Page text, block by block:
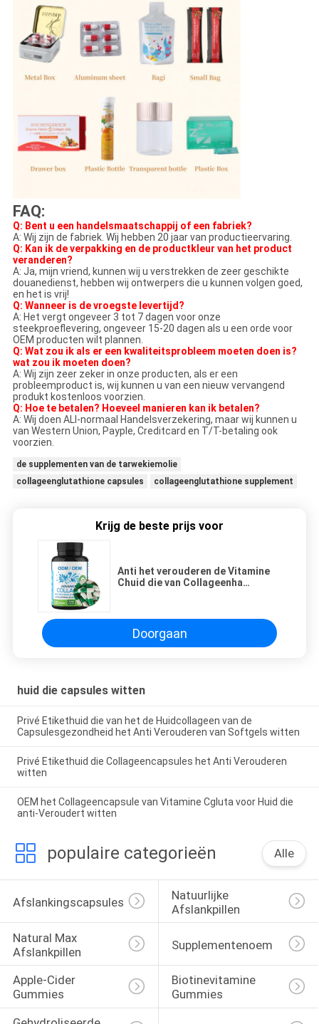
FAQ:
Q: Bent u een handelsmaatschappij of een fabriek?
A: Wij zijn de fabriek. Wij hebben 20 jaar van productieervaring.
Q: Kan ik de verpakking en de productkleur van het product
veranderen?
A: Ja, mijn vriend, kunnen wij u verstrekken de zeer geschikte
douanedienst, hebben wij ontwerpers die u kunnen volgen goed,
en het is vrij!
Q: Wanneer is de vroegste levertijd?
A: Het vergt ongeveer 3 tot 7 dagen voor onze
steekproeflevering, ongeveer 15-20 dagen als u een orde voor
OEM producten wilt plannen.
Q: Wat zou ik als er een kwaliteitsprobleem moeten doen is?
wat zou ik moeten doen?
A: Wij zijn zeer zeker in onze producten, als er een
probleemproduct is, wij kunnen u van een nieuw vervangend
produkt kostenloos voorzien.
Q: Hoe te betalen? Hoeveel manieren kan ik betalen?
A: Wij doen ALI-normaal Handelsverzekering, maar wij kunnen u
van Western Union, Payple, Creditcard en T/T-betaling ook
voorzien.
de supplementen van de tarwekiemolie
collageenglutathione capsules
collageenglutathione supplement
Krijg de beste prijs voor
Anti het verouderen de Vitamine
Chuid die van Collageenha
Doorgaan
huid die capsules witten
Privé Etikethuid die van het de Huidcollageen van de
Capsulesgezondheid het Anti Verouderen van Softgels witten
Privé Etikethuid die Collageencapsules het Anti Verouderen
witten
OEM het Collageencapsule van Vitamine Cgluta voor Huid die
anti-Veroudert witten
populaire categorieën Alle
Afslankingscapsules
Natuurlijke
Afslankpillen
Natural Max
Afslankpillen
Supplementenoem
Apple-Cider
Gummies
Biotinevitamine
Gummies